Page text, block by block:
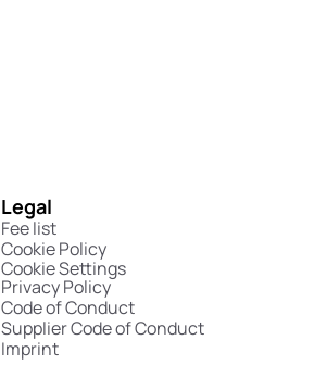
Legal
Fee list
Cookie Policy
Privacy Policy
Code of Conduct
Cookie Settings
Imprint
Supplier Code of Conduct